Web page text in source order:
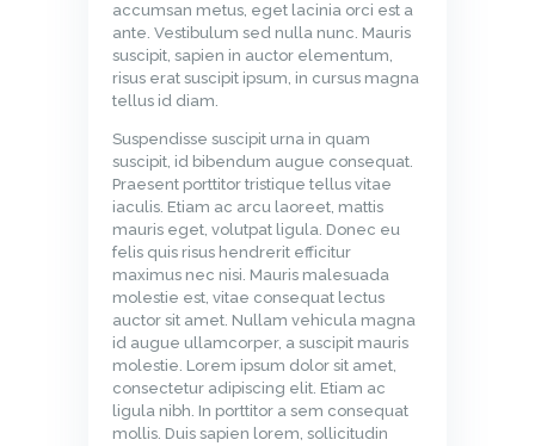
accumsan metus, eget lacinia orci est a
ante. Vestibulum sed nulla nunc. Mauris
suscipit, sapien in auctor elementum,
risus erat suscipit ipsum, in cursus magna
tellus id diam.
Suspendisse suscipit urna in quam
suscipit, id bibendum augue consequat.
Praesent porttitor tristique tellus vitae
iaculis. Etiam ac arcu laoreet, mattis
mauris eget, volutpat ligula. Donec eu
felis quis risus hendrerit efficitur
maximus nec nisi. Mauris malesuada
molestie est, vitae consequat lectus
auctor sit amet. Nullam vehicula magna
id augue ullamcorper, a suscipit mauris
molestie. Lorem ipsum dolor sit amet,
consectetur adipiscing elit. Etiam ac
ligula nibh. In porttitor a sem consequat
mollis. Duis sapien lorem, sollicitudin